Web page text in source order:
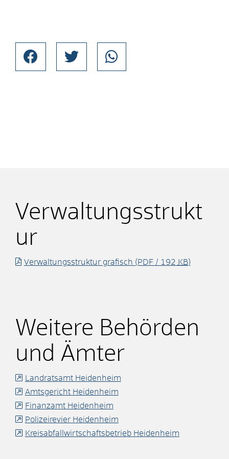
Verwaltungsstrukt
ur
Verwaltungsstruktur grafisch (PDF / 192 KB)
Weitere Behörden
und Ämter
Landratsamt Heidenheim
Amtsgericht Heidenheim
Finanzamt Heidenheim
Polizeirevier Heidenheim
Kreisabfallwirtschaftsbetrieb Heidenheim